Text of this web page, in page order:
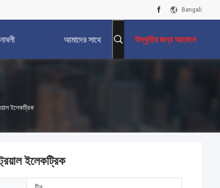
Bengali
আমাদের সাথে উদ্ধৃতির জন্য আবেদন
ইলেকট্রিক
ইলেকট্রিক